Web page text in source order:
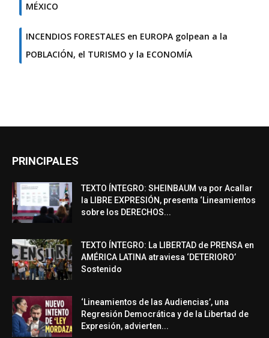
MÉXICO
INCENDIOS FORESTALES en EUROPA golpean a la
POBLACIÓN, el TURISMO y la ECONOMÍA
PRINCIPALES
TEXTO ÍNTEGRO: SHEINBAUM va por Acallar
la LIBRE EXPRESIÓN, presenta ‘Lineamientos
sobre los DERECHOS...
TEXTO ÍNTEGRO: La LIBERTAD de PRENSA en
AMÉRICA LATINA atraviesa ‘DETERIORO’
Sostenido
‘Lineamientos de las Audiencias’, una
Regresión Democrática y de la Libertad de
Expresión, advierten...